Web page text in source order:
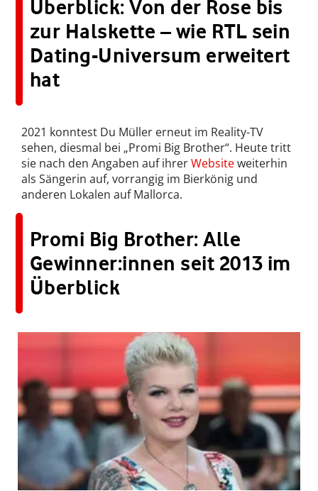
Überblick: Von der Rose bis
zur Halskette – wie RTL sein
Dating-Universum erweitert
hat
2021 konntest Du Müller erneut im Reality-TV
sehen, diesmal bei „Promi Big Brother“. Heute tritt
sie nach den Angaben auf ihrerWebsiteweiterhin
als Sängerin auf, vorrangig im Bierkönig und
anderen Lokalen auf Mallorca.
Promi Big Brother: Alle
Gewinner:innen seit 2013 im
Überblick